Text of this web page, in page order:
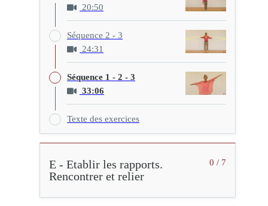
20:50
Séquence 2 - 3
24:31
Séquence 1 - 2 - 3
33:06
Texte des exercices
0 / 7
E - Etablir les rapports.
Rencontrer et relier